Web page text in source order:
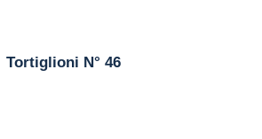
Tortiglioni N° 46